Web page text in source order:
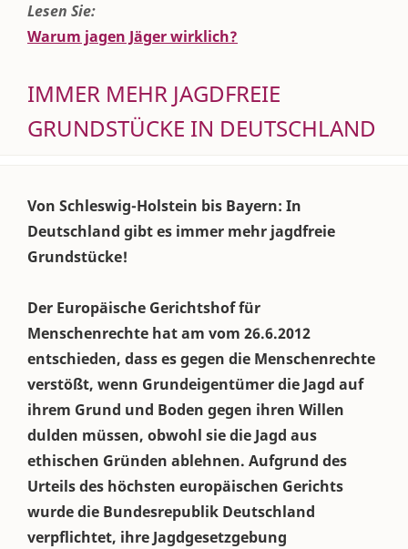
Lesen Sie:
Warum jagen Jäger wirklich?
IMMER MEHR JAGDFREIE
GRUNDSTÜCKE IN DEUTSCHLAND
Von Schleswig-Holstein bis Bayern: In
Deutschland gibt es immer mehr jagdfreie
Grundstücke!
Der Europäische Gerichtshof für
Menschenrechte hat am vom 26.6.2012
entschieden, dass es gegen die Menschenrechte
verstößt, wenn Grundeigentümer die Jagd auf
ihrem Grund und Boden gegen ihren Willen
dulden müssen, obwohl sie die Jagd aus
ethischen Gründen ablehnen. Aufgrund des
Urteils des höchsten europäischen Gerichts
wurde die Bundesrepublik Deutschland
verpflichtet, ihre Jagdgesetzgebung